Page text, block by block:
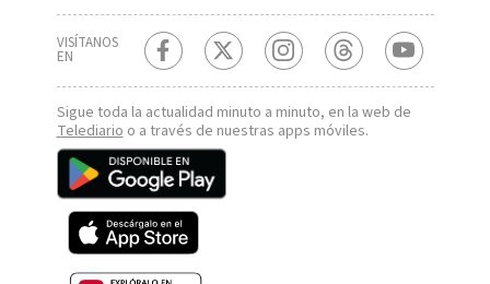
VISÍTANOS
EN
Sigue toda la actualidad minuto a minuto, en la web de
Telediario o a través de nuestras apps móviles.